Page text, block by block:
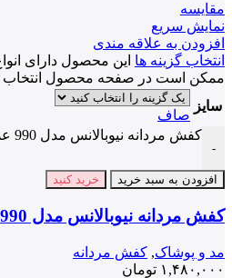
مقايسه
نمایش سریع
افزودن به علاقه مندی
انتخاب گزینه ها این محصول دارای
ممکن است در صفحه محصول انتخاب
سایز
صاف
-
کفش مردانه نیوبالانس مدل 990 عدد
افزودن به سبد خرید خرید کنید
کفش مردانه نیوبالانس مدل 990
مد و پوشاک, کفش مردانه
۱,۴۸۰,۰۰۰ تومان